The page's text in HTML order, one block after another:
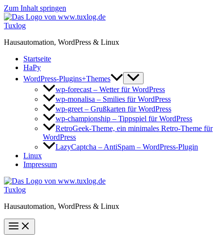
Zum Inhalt springen
Tuxlog
Hausautomation, WordPress & Linux
Startseite
HaPy
WordPress-Plugins+Themes
wp-forecast – Wetter für WordPress
wp-monalisa – Smilies für WordPress
wp-greet – Grußkarten für WordPress
wp-championship – Tippspiel für WordPress
RetroGeek-Theme, ein minimales Retro-Theme für
WordPress
LazyCaptcha – AntiSpam – WordPress-Plugin
Linux
Impressum
Tuxlog
Hausautomation, WordPress & Linux